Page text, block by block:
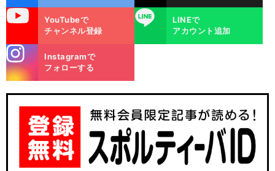
YouTubeで
チャンネル登録
LINE
LINEで
アカウント追加
m
Instagramで
フォローする